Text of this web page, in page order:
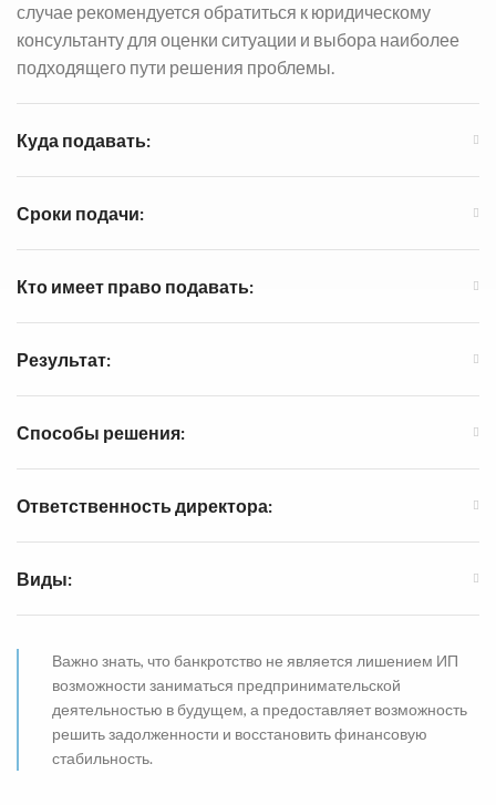
случае рекомендуется обратиться к юридическому
консультанту для оценки ситуации и выбора наиболее
подходящего пути решения проблемы.
Куда подавать:
Сроки подачи:
Кто имеет право подавать:
Результат:
Способы решения:
Ответственность директора:
Виды:
Важно знать, что банкротство не является лишением ИП
возможности заниматься предпринимательской
деятельностью в будущем, а предоставляет возможность
решить задолженности и восстановить финансовую
стабильность.